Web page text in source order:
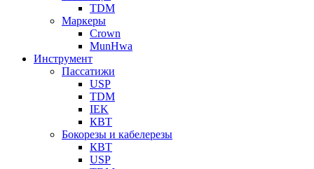
TDM
Маркеры
Crown
MunHwa
Инструмент
Пассатижи
USP
TDM
IEK
КВТ
Бокорезы и кабелерезы
КВТ
USP